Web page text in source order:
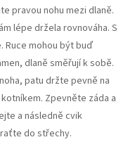
pravou nohu mezi dlaně.
lépe držela rovnováha. S
Ruce mohou být buď
dlaně směřují k sobě.
patu držte pevně na
Zpevněte záda a
a následně cvik
do střechy.